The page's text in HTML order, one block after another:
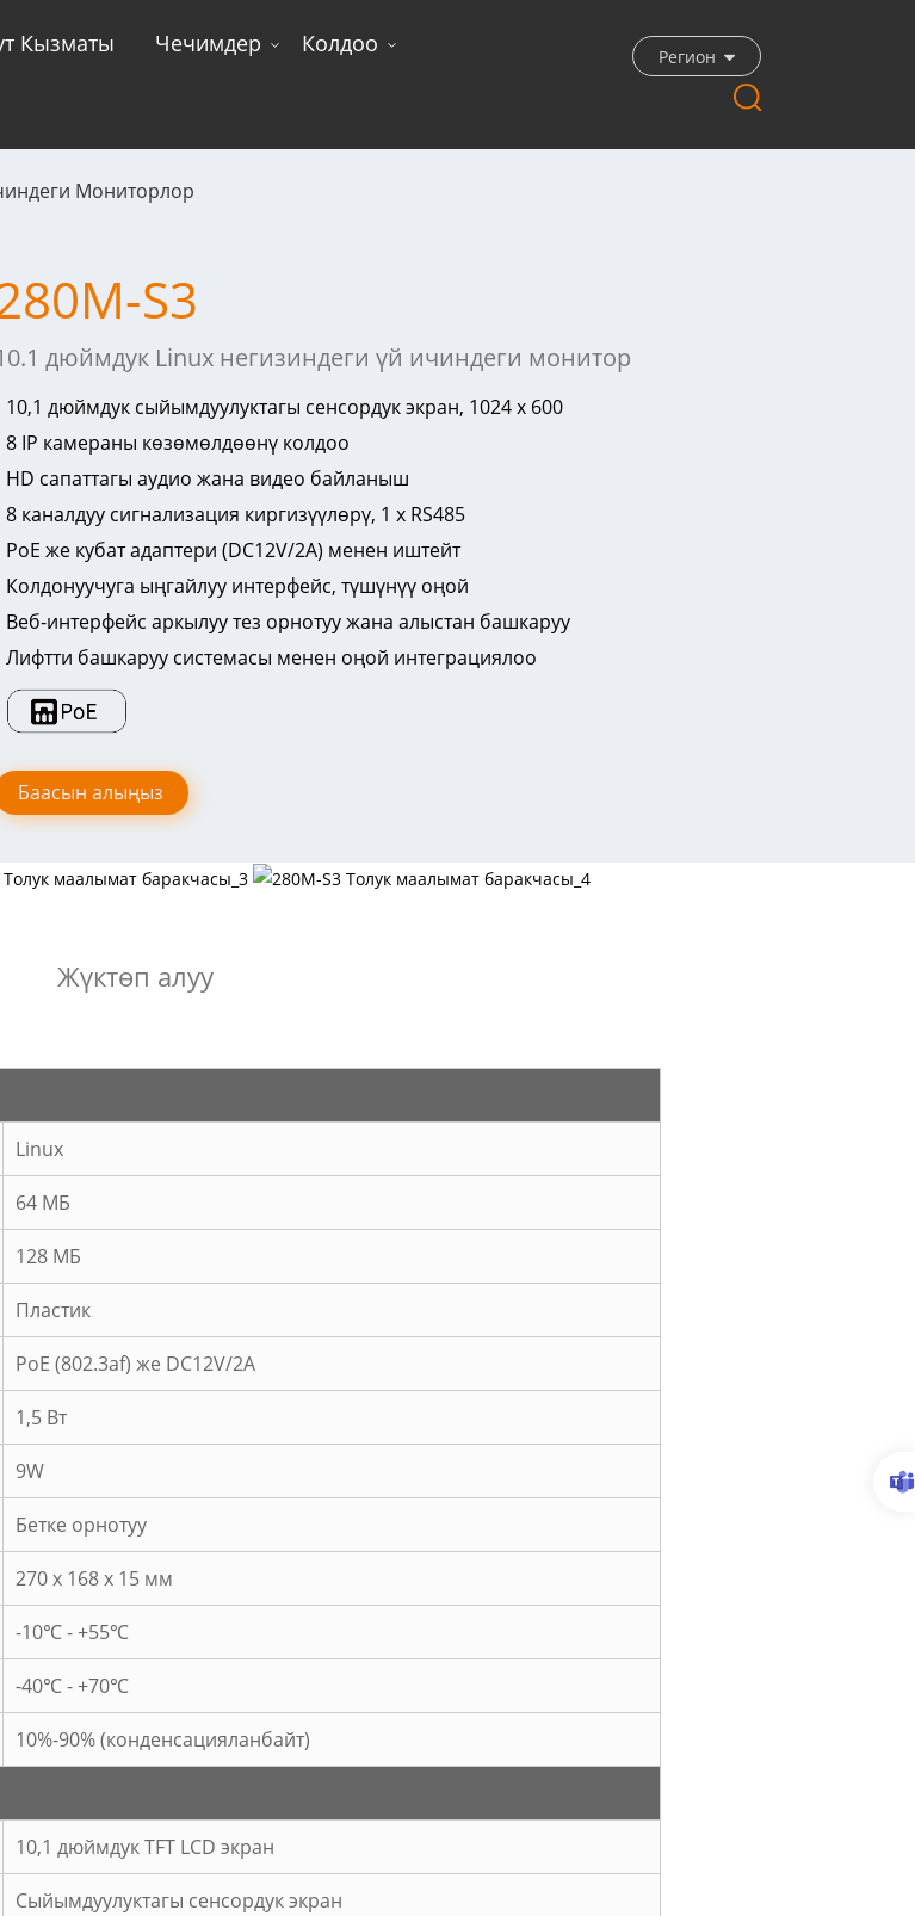
Кызматы Чечимдер Колдоо Регион
Мониторлор
S3
дюймдук Linux негизиндеги үй ичиндеги монитор
10,1 дюймдук сыйымдуулуктагы сенсордук экран, 1024 x 600
8 IP камераны көзөмөлдөөнү колдоо
HD сапаттагы аудио жана видео байланыш
8 каналдуу сигнализация киргизүүлөрү, 1 x RS485
PoE же кубат адаптери (DC12V/2A) менен иштейт
Колдонуучуга ыңгайлуу интерфейс, түшүнүү оңой
Веб-интерфейс аркылуу тез орнотуу жана алыстан башкаруу
Лифтти башкаруу системасы менен оңой интеграциялоо
Баасын алыңыз
Жүктөп алуу
Linux
64 МБ
128 МБ
Пластик
PoE (802.3af) же DC12V/2A
1,5 Вт
9W
Бетке орнотуу
270 x 168 x 15 мм
-10℃ - +55℃
-40℃ - +70℃
10%-90% (конденсацияланбайт)
10,1 дюймдук TFT LCD экран
Сыйымдуулуктагы сенсордук экран